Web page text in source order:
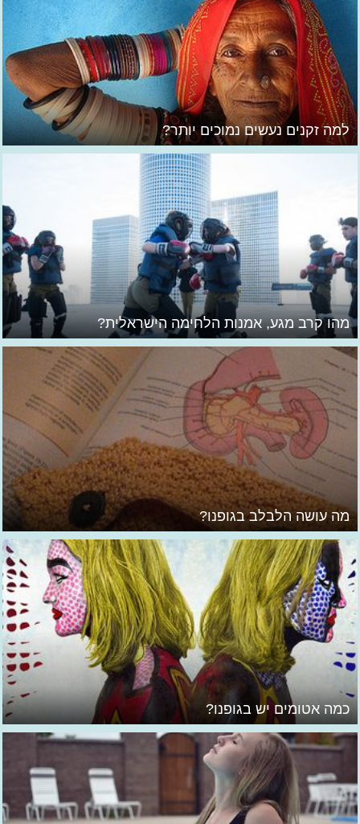
למה זקנים נעשים נמוכים יותר?
מהו קרב מגע, אמנות הלחימה הישראלית?
מה עושה הלבלב בגופנו?
כמה אטומים יש בגופנו?